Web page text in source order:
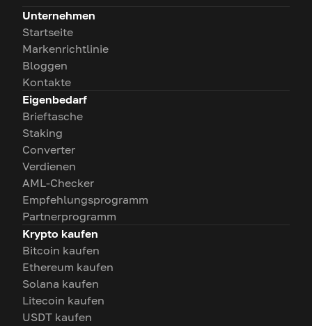
Unternehmen
Startseite
Markenrichtlinie
Bloggen
Kontakte
Eigenbedarf
Brieftasche
Staking
Converter
Verdienen
AML-Checker
Empfehlungsprogramm
Partnerprogramm
Krypto kaufen
Bitcoin kaufen
Ethereum kaufen
Solana kaufen
Litecoin kaufen
USDT kaufen